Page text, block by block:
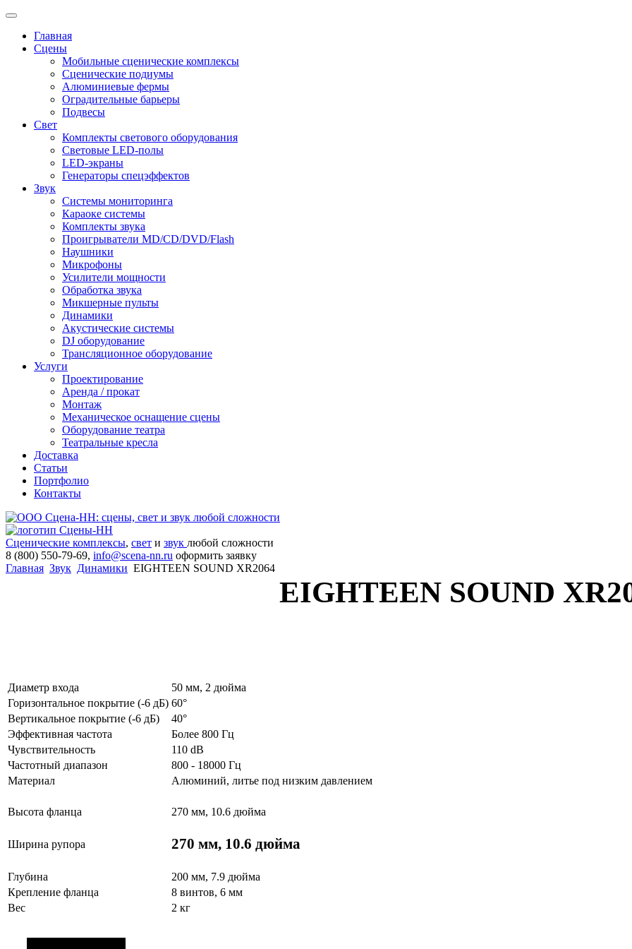
Главная
Сцены
Мобильные сценические комплексы
Сценические подиумы
Алюминиевые фермы
Оградительные барьеры
Подвесы
Свет
Комплекты светового оборудования
Световые LED-полы
LED-экраны
Генераторы спецэффектов
Звук
Системы мониторинга
Караоке системы
Комплекты звука
Проигрыватели MD/CD/DVD/Flash
Наушники
Микрофоны
Усилители мощности
Обработка звука
Микшерные пульты
Динамики
Акустические системы
DJ оборудование
Трансляционное оборудование
Услуги
Проектирование
Аренда / прокат
Монтаж
Механическое оснащение сцены
Оборудование театра
Театральные кресла
Доставка
Статьи
Портфолио
Контакты
Сценические комплексы, свет и звук любой сложности
8 (800) 550-79-69, info@scena-nn.ru оформить заявку
Главная Звук Динамики EIGHTEEN SOUND XR2064
EIGHTEEN SOUND
Диаметр входа
50 мм, 2 дюйма
Горизонтальное покрытие (-6 дБ) 60°
Вертикальное покрытие (-6 дБ)
40°
Эффективная частота
Более 800 Гц
Чувствительность
110 dB
Частотный диапазон
800 - 18000 Гц
Материал
Алюминий, литье под низким давлением
Высота фланца 270 мм, 10.6 дюйма
Ширина рупора 270 мм, 10.6 дюйма
Глубина
200 мм, 7.9 дюйма
Крепление фланца
8 винтов, 6 мм
Вес
2 кг